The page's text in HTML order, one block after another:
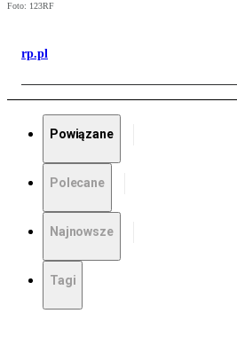
Foto: 123RF
rp.pl
Powiązane
Polecane
Najnowsze
Tagi